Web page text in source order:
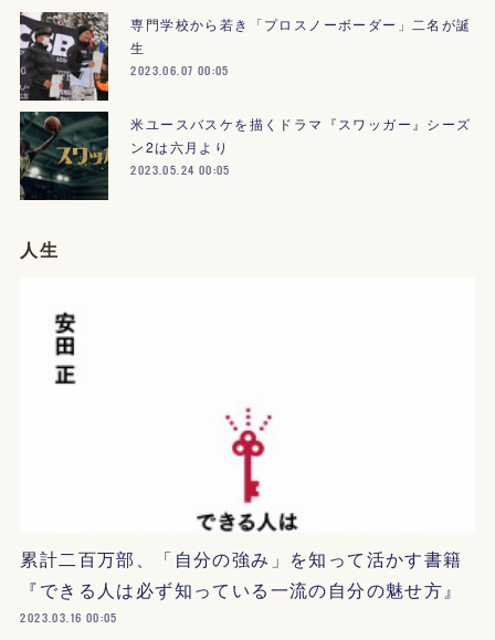
専門学校から若き「プロスノーボーダー」二名が誕
生
2023.06.07 00:05
米ユースバスケを描くドラマ『スワッガー』シーズ
ン2は六月より
2023.05.24 00:05
人生
累計二百万部、「自分の強み」を知って活かす書籍
『できる人は必ず知っている一流の自分の魅せ方』
2023.03.16 00:05